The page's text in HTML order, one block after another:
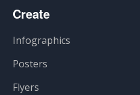
Create
Infographics
Posters
Flyers